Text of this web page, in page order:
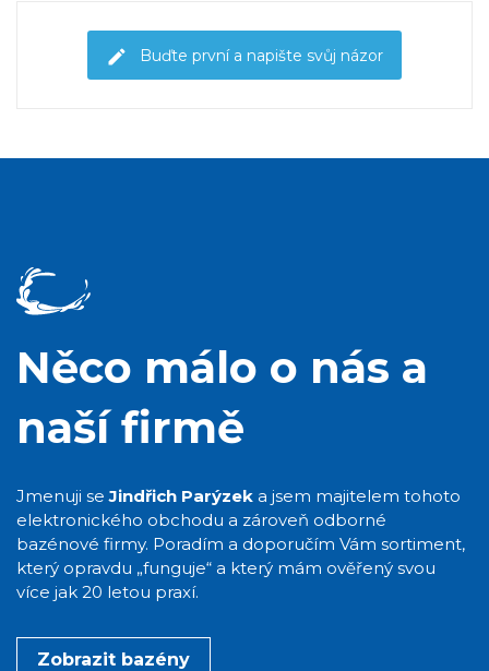
Buďte první a napište svůj názor
Něco málo o nás a
naší firmě
Jmenuji seJindřich Parýzek a jsem majitelem tohoto
elektronického obchodu a zároveň odborné
bazénové firmy. Poradím a doporučím Vám sortiment,
který opravdu „funguje“ a který mám ověřený svou
více jak 20 letou praxí.
Zobrazit bazény